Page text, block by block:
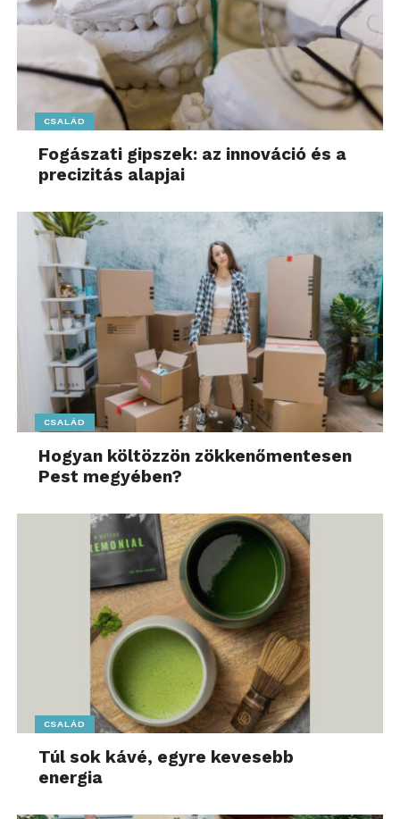
CSALÁD
Fogászati gipszek: az innováció és a
precizitás alapjai
CSALÁD
Hogyan költözzön zökkenőmentesen
Pest megyében?
CSALÁD
Túl sok kávé, egyre kevesebb
energia